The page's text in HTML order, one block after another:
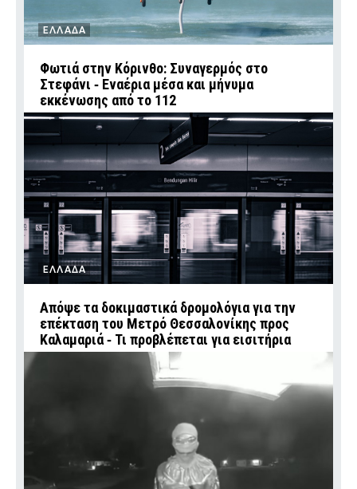
ΕΛΛΑΔΑ
Φωτιά στην Κόρινθο: Συναγερμός στο
Στεφάνι ‑ Εναέρια μέσα και μήνυμα
εκκένωσης από το 112
ΕΛΛΑΔΑ
Απόψε τα δοκιμαστικά δρομολόγια για την
επέκταση του Μετρό Θεσσαλονίκης προς
Καλαμαριά ‑ Τι προβλέπεται για εισιτήρια